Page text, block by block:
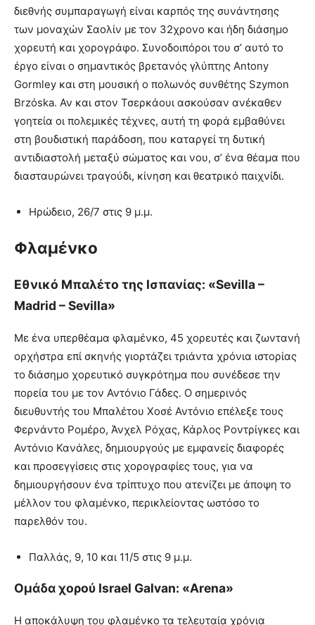
διεθνής συμπαραγωγή είναι καρπός της συνάντησης
των μοναχών Σαολίν με τον 32χρονο και ήδη διάσημο
χορευτή και χορογράφο. Συνοδοιπόροι του σ’ αυτό το
έργο είναι ο σημαντικός βρετανός γλύπτης Antony
Gormley και στη μουσική ο πολωνός συνθέτης Szymon
Brzόska. Αν και στον Τσερκάουι ασκούσαν ανέκαθεν
γοητεία οι πολεμικές τέχνες, αυτή τη φορά εμβαθύνει
στη βουδιστική παράδοση, που καταργεί τη δυτική
αντιδιαστολή μεταξύ σώματος και νου, σ’ ένα θέαμα που
διασταυρώνει τραγούδι, κίνηση και θεατρικό παιχνίδι.
Ηρώδειο, 26/7 στις 9 μ.μ.
Φλαμένκο
Εθνικό Μπαλέτο της Ισπανίας: «Sevilla –
Madrid – Sevilla»
Με ένα υπερθέαμα φλαμένκο, 45 χορευτές και ζωντανή
ορχήστρα επί σκηνής γιορτάζει τριάντα χρόνια ιστορίας
το διάσημο χορευτικό συγκρότημα που συνέδεσε την
πορεία του με τον Αντόνιο Γάδες. Ο σημερινός
διευθυντής του Μπαλέτου Χοσέ Αντόνιο επέλεξε τους
Φερνάντο Ρομέρο, Άνχελ Ρόχας, Κάρλος Ροντρίγκες και
Αντόνιο Κανάλες, δημιουργούς με εμφανείς διαφορές
και προσεγγίσεις στις χορογραφίες τους, για να
δημιουργήσουν ένα τρίπτυχο που ατενίζει με άποψη το
μέλλον του φλαμένκο, περικλείοντας ωστόσο το
παρελθόν του.
Παλλάς, 9, 10 και 11/5 στις 9 μ.μ.
Ομάδα χορού Israel Galvan: «Αrena»
Η αποκάλυψη του φλαμένκο τα τελευταία χρόνια